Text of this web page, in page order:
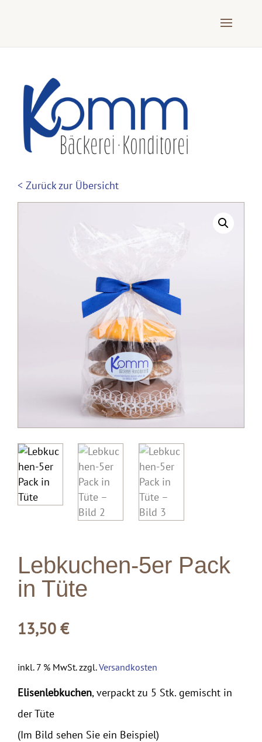
< Zurück zur Übersicht
Lebkuchen-5er Pack
in Tüte
13,50 €
inkl. 7 % MwSt. zzgl.Versandkosten
Elisenlebkuchen, verpackt zu 5 Stk. gemischt in
der Tüte
(Im Bild sehen Sie ein Beispiel)